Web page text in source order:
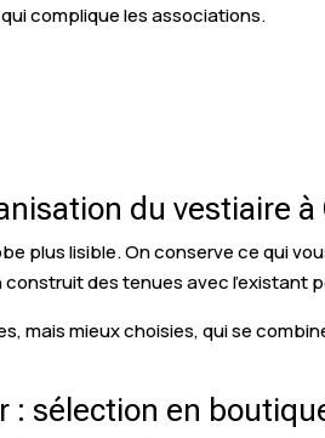
complique les associations.
du vestiaire
plus lisible. On conserve ce qui
des tenues avec l’existant
mais mieux choisies, qui se
sélection en